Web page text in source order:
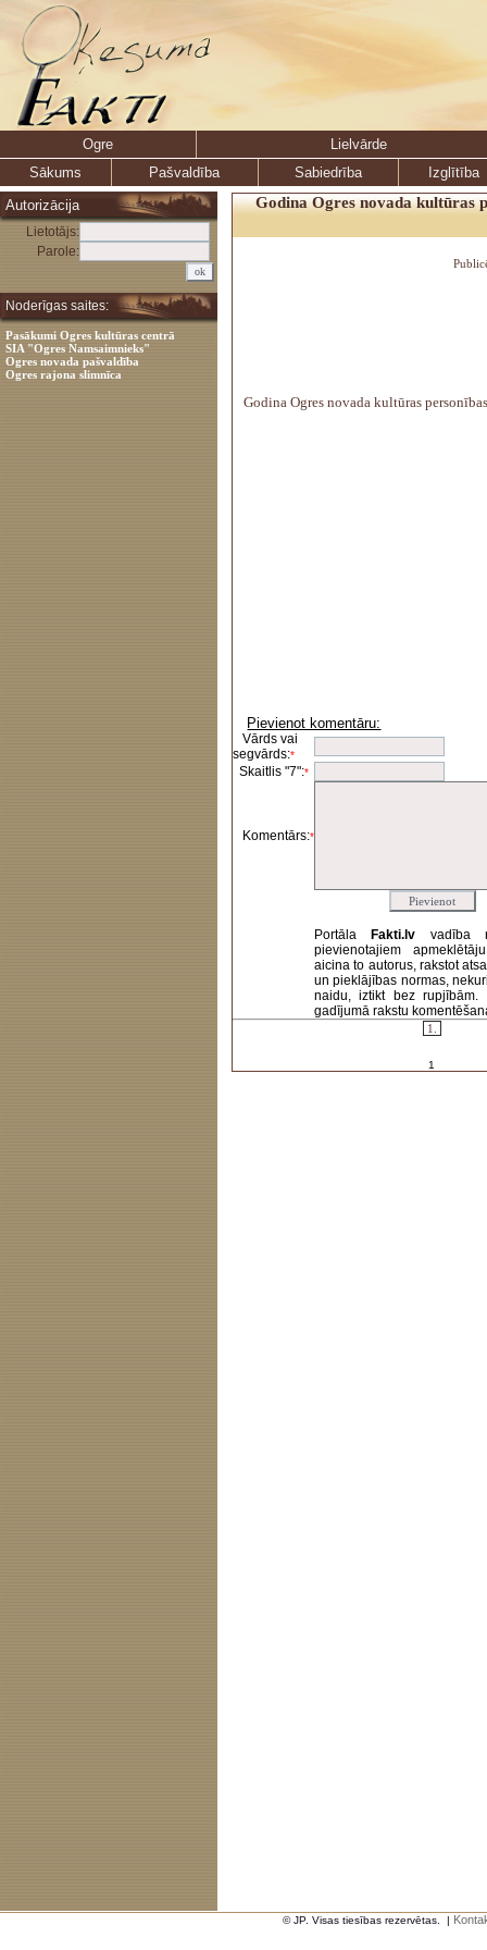
Ogre
Lielvārde
Sākums
Pašvaldība Sabiedrība
Izglītība
Autorizācija
Lietotājs:
Parole:
Noderīgas saites:
Pasākumi Ogres kultūras centrā
SIA "Ogres Namsaimnieks"
Ogres novada pašvaldība
Ogres rajona slimnīca
Godina Ogres novada kultūras
Godina Ogres novada kultūras
Pievienot komentāru:
Vārds vai
segvārds:*
Skaitlis "7":*
Komentārs:*
Portāla Fakti.lv vadība
pievienotajiem
aicina to autorus, rakstot
un pieklājības normas,
naidu, iztikt bez rupjībām.
gadījumā rakstu
1.
1
© JP. Visas tiesības rezervētas. |